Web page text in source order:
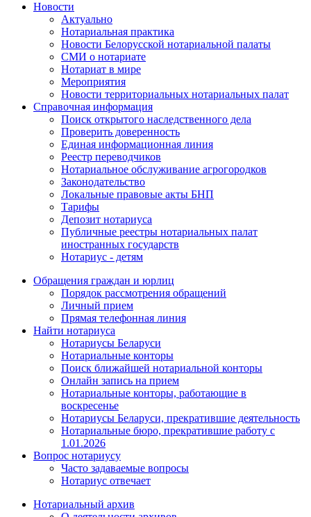
Новости
Актуально
Нотариальная практика
Новости Белорусской нотариальной палаты
СМИ о нотариате
Нотариат в мире
Мероприятия
Новости территориальных нотариальных палат
Справочная информация
Поиск открытого наследственного дела
Проверить доверенность
Единая информационная линия
Реестр переводчиков
Нотариальное обслуживание агрогородков
Законодательство
Локальные правовые акты БНП
Тарифы
Депозит нотариуса
Публичные реестры нотариальных палат
иностранных государств
Нотариус - детям
Обращения граждан и юрлиц
Порядок рассмотрения обращений
Личный прием
Прямая телефонная линия
Найти нотариуса
Нотариусы Беларуси
Нотариальные конторы
Поиск ближайшей нотариальной конторы
Онлайн запись на прием
Нотариальные конторы, работающие в
воскресенье
Нотариусы Беларуси, прекратившие деятельность
Нотариальные бюро, прекратившие работу с
1.01.2026
Вопрос нотариусу
Часто задаваемые вопросы
Нотариус отвечает
Нотариальный архив